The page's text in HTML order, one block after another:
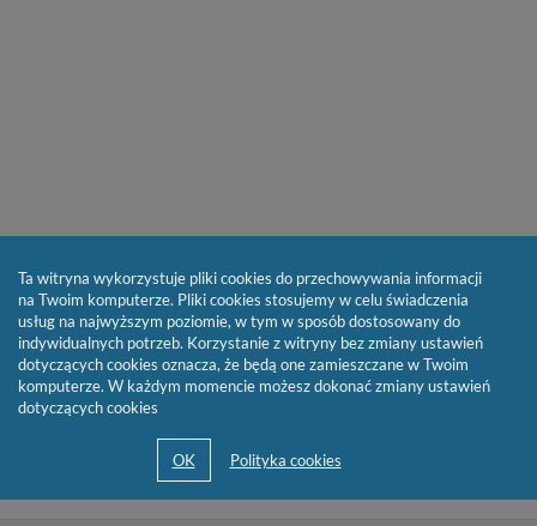
Ta witryna wykorzystuje pliki cookies do przechowywania informacji
na Twoim komputerze. Pliki cookies stosujemy w celu świadczenia
usług na najwyższym poziomie, w tym w sposób dostosowany do
indywidualnych potrzeb. Korzystanie z witryny bez zmiany ustawień
dotyczących cookies oznacza, że będą one zamieszczane w Twoim
komputerze. W każdym momencie możesz dokonać zmiany ustawień
dotyczących cookies